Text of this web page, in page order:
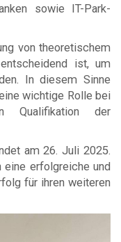
sowie IT-Park-
von theoretischem
ist, um
In diesem Sinne
wichtige Rolle bei
Qualifikation der
am 26. Juli 2025.
eine erfolgreiche und
für ihren weiteren